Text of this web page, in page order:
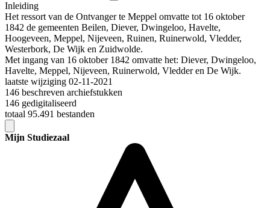
Inleiding
Het ressort van de Ontvanger te Meppel omvatte tot 16 oktober
1842 de gemeenten Beilen, Diever, Dwingeloo, Havelte,
Hoogeveen, Meppel, Nijeveen, Ruinen, Ruinerwold, Vledder,
Westerbork, De Wijk en Zuidwolde.
Met ingang van 16 oktober 1842 omvatte het: Diever, Dwingeloo,
Havelte, Meppel, Nijeveen, Ruinerwold, Vledder en De Wijk.
laatste wijziging 02-11-2021
146 beschreven archiefstukken
146 gedigitaliseerd
totaal 95.491 bestanden
Mijn Studiezaal